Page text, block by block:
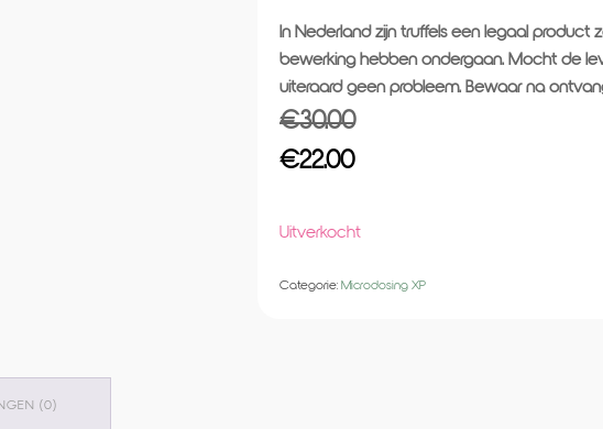
In Nederland zijn truffels een legaal
bewerking hebben ondergaan. Mocht de
uiteraard geen probleem. Bewaar na
€30.00
Oorspronkelijke
was:
€30.00.
€22.00Huidige
is:
€22.00.
Uitverkocht
Categorie: Microdosing XP
(0)